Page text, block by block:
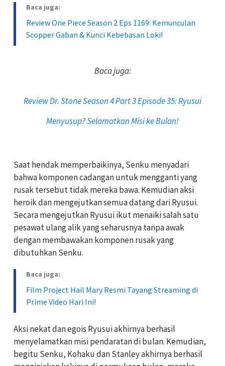
Baca juga:
Review One Piece Season 2 Eps 1169: Kemunculan
Scopper Gaban & Kunci Kebebasan Loki!
Baca juga:
Review Dr. Stone Season 4 Part 3 Episode 35: Ryusui
Menyusup? Selamatkan Misi ke Bulan!
Saat hendak memperbaikinya, Senku menyadari
bahwa komponen cadangan untuk mengganti yang
rusak tersebut tidak mereka bawa. Kemudian aksi
heroik dan mengejutkan semua datang dari Ryusui.
Secara mengejutkan Ryusui ikut menaiki salah satu
pesawat ulang alik yang seharusnya tanpa awak
dengan membawakan komponen rusak yang
dibutuhkan Senku.
Baca juga:
Film Project Hail Mary Resmi Tayang Streaming di
Prime Video Hari Ini!
Aksi nekat dan egois Ryusui akhirnya berhasil
menyelamatkan misi pendaratan di bulan. Kemudian,
begitu Senku, Kohaku dan Stanley akhirnya berhasil